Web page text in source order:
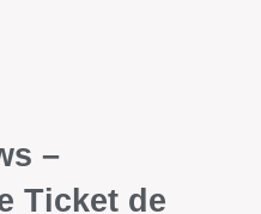
–
Ticket de